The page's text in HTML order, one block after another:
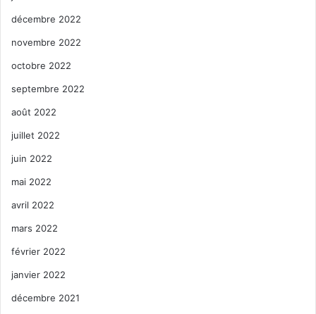
décembre 2022
novembre 2022
octobre 2022
septembre 2022
août 2022
juillet 2022
juin 2022
mai 2022
avril 2022
mars 2022
février 2022
janvier 2022
décembre 2021